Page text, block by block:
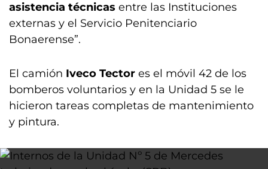
asistencia técnicas entre las Instituciones
externas y el Servicio Penitenciario
Bonaerense”.
El camión Iveco Tector es el móvil 42 de los
bomberos voluntarios y en la Unidad 5 se le
hicieron tareas completas de mantenimiento
y pintura.